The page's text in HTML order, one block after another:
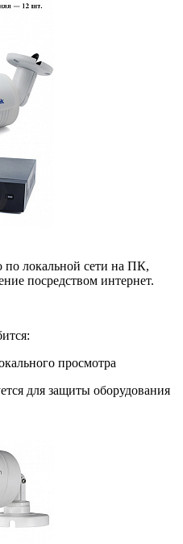
по локальной сети на ПК,
посредством интернет.
просмотра
для защиты оборудования